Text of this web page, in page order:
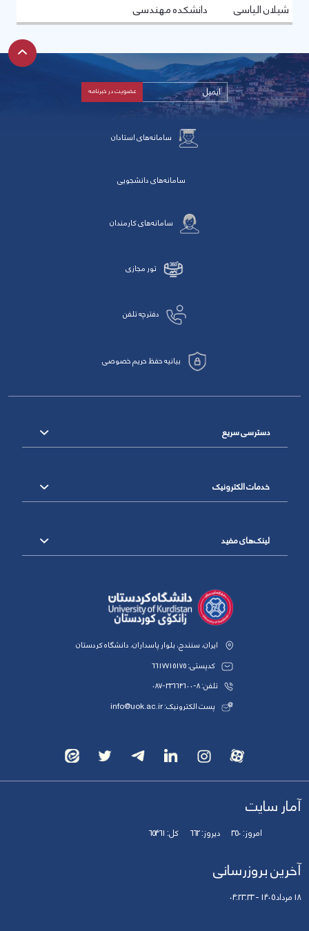
شیلان الیاسی
دانشکده مهندسی
سامانه‌های استادان
سامانه‌های دانشجویی
سامانه‌های کارمندان
تور مجازی
دفترچه تلفن
بیانیه حفظ حریم خصوصی
دسترسی سریع
خدمات الکترونیک
لینک‌های مفید
ایران، سنندج، بلوار پاسداران، دانشگاه کردستان
کدپستی: 6617715175
تلفن: 8-33664600-087
پست الکترونیک: info@uok.ac.ir
آمار سایت
امروز:350 دیروز:662 کل:65461
آخرین بروزرسانی
18 مرداد 1405 - 04:23:33